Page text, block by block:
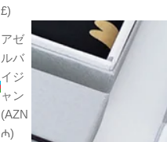
£)
アゼ
ルバ
イジ
ャン
(AZN
₼)